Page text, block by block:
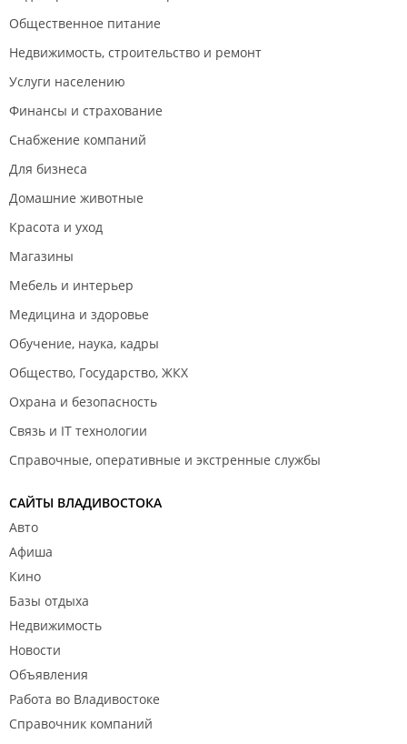
Общественное питание
Недвижимость, строительство и ремонт
Услуги населению
Финансы и страхование
Снабжение компаний
Для бизнеса
Домашние животные
Красота и уход
Магазины
Мебель и интерьер
Медицина и здоровье
Обучение, наука, кадры
Общество, Государство, ЖКХ
Охрана и безопасность
Связь и IT технологии
Справочные, оперативные и экстренные службы
САЙТЫ ВЛАДИВОСТОКА
Авто
Афиша
Кино
Базы отдыха
Недвижимость
Новости
Объявления
Работа во Владивостоке
Справочник компаний